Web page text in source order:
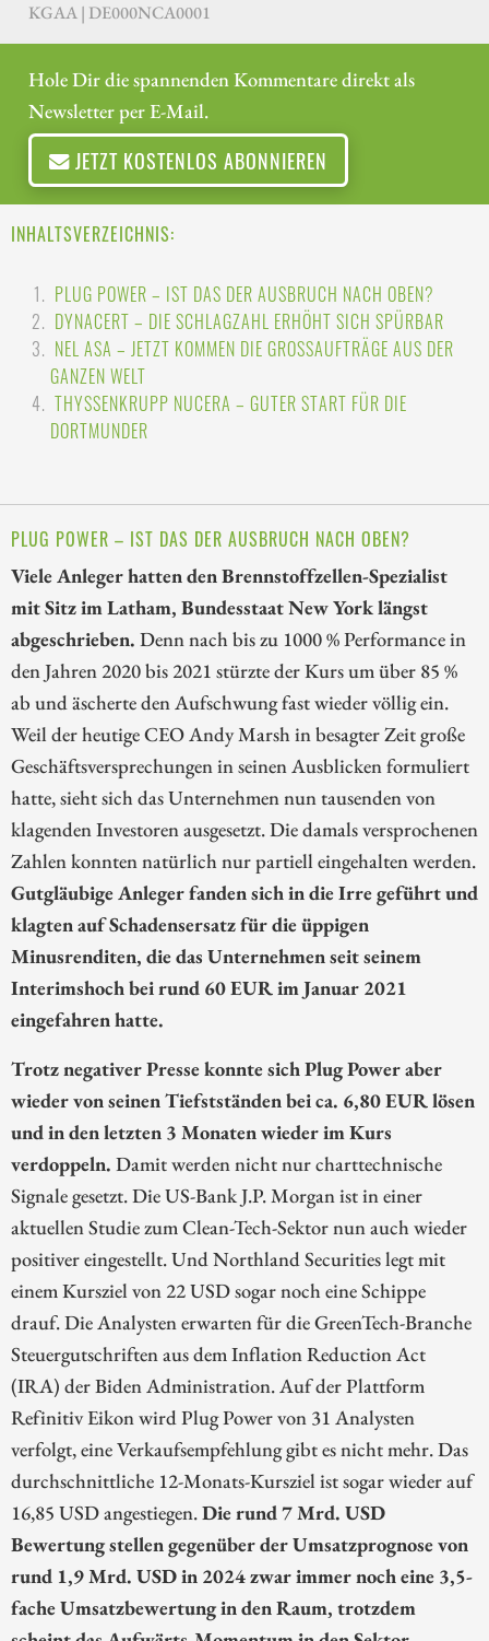
KGAA | DE000NCA0001
Hole Dir die spannenden Kommentare direkt als
Newsletter per E-Mail.
JETZT KOSTENLOS ABONNIEREN
INHALTSVERZEICHNIS:
PLUG POWER – IST DAS DER AUSBRUCH NACH OBEN?
DYNACERT – DIE SCHLAGZAHL ERHÖHT SICH SPÜRBAR
NEL ASA – JETZT KOMMEN DIE GROSSAUFTRÄGE AUS DER G
ANZEN WELT
THYSSENKRUPP NUCERA – GUTER START FÜR DIE
DORTMUNDER
PLUG POWER – IST DAS DER AUSBRUCH NACH OBEN?
Viele Anleger hatten den Brennstoffzellen-Spezialist
mit Sitz im Latham, Bundesstaat New York längst
abgeschrieben. Denn nach bis zu 1000 % Performance in
den Jahren 2020 bis 2021 stürzte der Kurs um über 85 %
ab und äscherte den Aufschwung fast wieder völlig ein.
Weil der heutige CEO Andy Marsh in besagter Zeit große
Geschäftsversprechungen in seinen Ausblicken formuliert
hatte, sieht sich das Unternehmen nun tausenden von
klagenden Investoren ausgesetzt. Die damals versprochenen
Zahlen konnten natürlich nur partiell eingehalten werden.
Gutgläubige Anleger fanden sich in die Irre geführt und
klagten auf Schadensersatz für die üppigen
Minusrenditen, die das Unternehmen seit seinem
Interimshoch bei rund 60 EUR im Januar 2021
eingefahren hatte.
Trotz negativer Presse konnte sich Plug Power aber
wieder von seinen Tiefstständen bei ca. 6,80 EUR lösen
und in den letzten 3 Monaten wieder im Kurs
verdoppeln. Damit werden nicht nur charttechnische
Signale gesetzt. Die US-Bank J.P. Morgan ist in einer
aktuellen Studie zum Clean-Tech-Sektor nun auch wieder
positiver eingestellt. Und Northland Securities legt mit
einem Kursziel von 22 USD sogar noch eine Schippe
drauf. Die Analysten erwarten für die GreenTech-Branche
Steuergutschriften aus dem Inflation Reduction Act
(IRA) der Biden Administration. Auf der Plattform
Refinitiv Eikon wird Plug Power von 31 Analysten
verfolgt, eine Verkaufsempfehlung gibt es nicht mehr. Das
durchschnittliche 12-Monats-Kursziel ist sogar wieder auf
16,85 USD angestiegen.Die rund 7 Mrd. USD
Bewertung stellen gegenüber der Umsatzprognose von
rund 1,9 Mrd. USD in 2024 zwar immer noch eine 3,5-
fache Umsatzbewertung in den Raum, trotzdem